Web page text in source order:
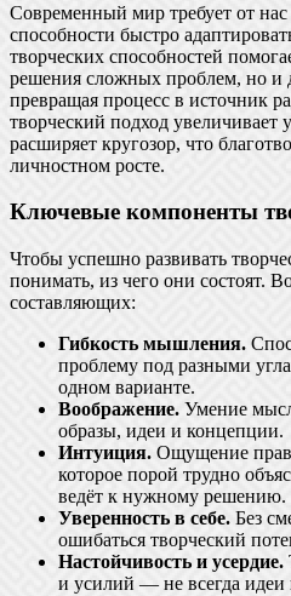
Современный мир требует от
способности быстро
творческих способностей
решения сложных проблем, но и
превращая процесс в источник
творческий подход увеличивает
расширяет кругозор, что
личностном росте.
Ключевые компоненты
Чтобы успешно развивать
понимать, из чего они состоят.
составляющих:
Гибкость мышления.
проблему под разными
одном варианте.
Воображение. Умение
образы, идеи и концепции.
Интуиция. Ощущение
которое порой трудно
ведёт к нужному решению.
Уверенность в себе. Без
ошибаться творческий
Настойчивость и усердие.
и усилий — не всегда идеи